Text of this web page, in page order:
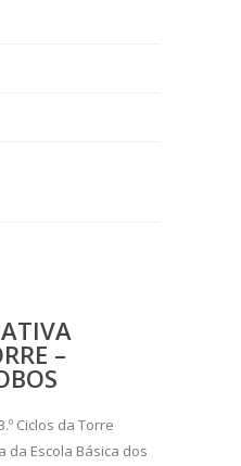
–
Ciclos da Torre
Escola Básica dos